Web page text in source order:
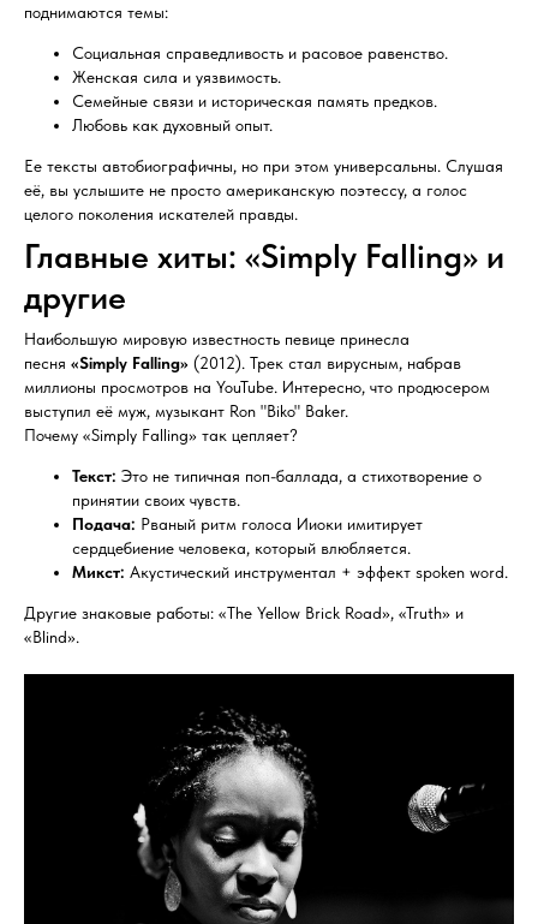
поднимаются темы:
Социальная справедливость и расовое равенство.
Женская сила и уязвимость.
Семейные связи и историческая память предков.
Любовь как духовный опыт.
Ее тексты автобиографичны, но при этом универсальны. Слушая
её, вы услышите не просто американскую поэтессу, а голос
целого поколения искателей правды.
Главные хиты: «Simply Falling» и
другие
Наибольшую мировую известность певице принесла
песня «Simply Falling» (2012). Трек стал вирусным, набрав
миллионы просмотров на YouTube. Интересно, что продюсером
выступил её муж, музыкант Ron "Biko" Baker.
Почему «Simply Falling» так цепляет?
Текст: Это не типичная поп-баллада, а стихотворение о
принятии своих чувств.
Подача: Рваный ритм голоса Ииоки имитирует
сердцебиение человека, который влюбляется.
Микст: Акустический инструментал + эффект spoken word.
Другие знаковые работы: «The Yellow Brick Road», «Truth» и
«Blind».